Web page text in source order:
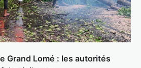
Grand Lomé : les autorités